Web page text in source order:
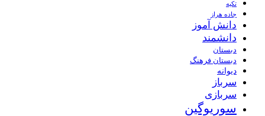
تکیه
جاده هراز
دانش آموز
دانشمند
دبستان
دبستان فرهنگ
دیوانه
سرباز
سربازی
سوریوگین